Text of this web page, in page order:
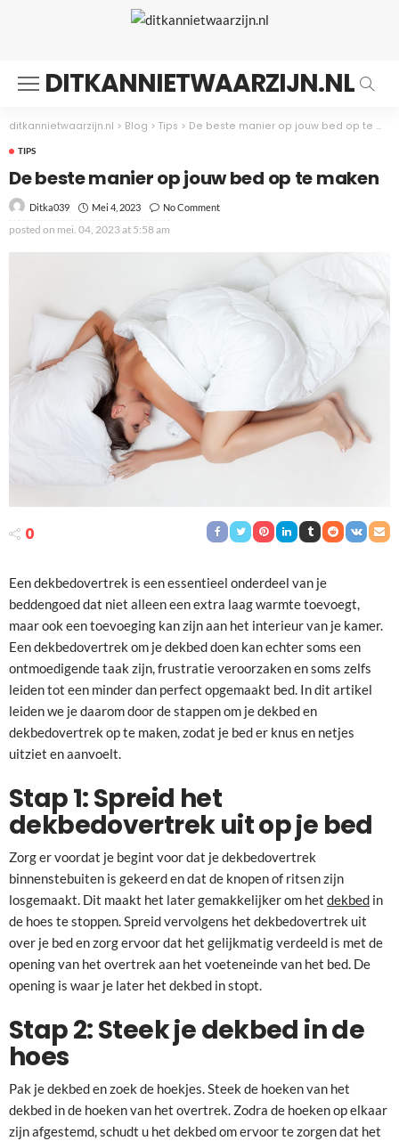
DITKANNIETWAARZIJN.NL
ditkannietwaarzijn.nl > Blog > Tips > De beste manier op jouw bed op te maken
TIPS
De beste manier op jouw bed op te maken
Ditka039 Mei 4, 2023 No Comment
posted on mei. 04, 2023 at 5:58 am
0
Een dekbedovertrek is een essentieel onderdeel van je
beddengoed dat niet alleen een extra laag warmte toevoegt,
maar ook een toevoeging kan zijn aan het interieur van je kamer.
Een dekbedovertrek om je dekbed doen kan echter soms een
ontmoedigende taak zijn, frustratie veroorzaken en soms zelfs
leiden tot een minder dan perfect opgemaakt bed. In dit artikel
leiden we je daarom door de stappen om je dekbed en
dekbedovertrek op te maken, zodat je bed er knus en netjes
uitziet en aanvoelt.
Stap 1: Spreid het
dekbedovertrek uit op je bed
Zorg er voordat je begint voor dat je dekbedovertrek
binnenstebuiten is gekeerd en dat de knopen of ritsen zijn
losgemaakt. Dit maakt het later gemakkelijker om het dekbed in
de hoes te stoppen. Spreid vervolgens het dekbedovertrek uit
over je bed en zorg ervoor dat het gelijkmatig verdeeld is met de
opening van het overtrek aan het voeteneinde van het bed. De
opening is waar je later het dekbed in stopt.
Stap 2: Steek je dekbed in de
hoes
Pak je dekbed en zoek de hoekjes. Steek de hoeken van het
dekbed in de hoeken van het overtrek. Zodra de hoeken op elkaar
zijn afgestemd, schudt u het dekbed om ervoor te zorgen dat het